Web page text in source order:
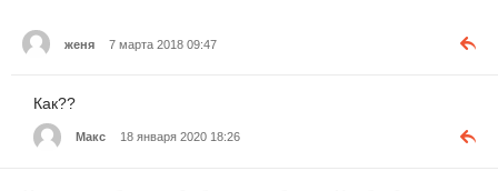
женя 7 марта 2018 09:47
Как??
Макс 18 января 2020 18:26